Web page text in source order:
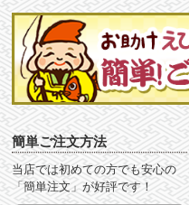
簡単ご注文方法
当店では初めての方でも安心の
「簡単注文」が好評です！